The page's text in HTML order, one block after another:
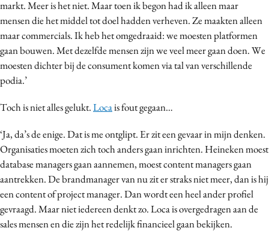
markt. Meer is het niet. Maar toen ik begon had ik alleen maar
mensen die het middel tot doel hadden verheven. Ze maakten alleen
maar commercials. Ik heb het omgedraaid: we moesten platformen
gaan bouwen. Met dezelfde mensen zijn we veel meer gaan doen. We
moesten dichter bij de consument komen via tal van verschillende
podia.’
Toch is niet alles gelukt.Locais fout gegaan…
‘Ja, da’s de enige. Dat is me ontglipt. Er zit een gevaar in mijn denken.
Organisaties moeten zich toch anders gaan inrichten. Heineken moest
database managers gaan aannemen, moest content managers gaan
aantrekken. De brandmanager van nu zit er straks niet meer, dan is hij
een content of project manager. Dan wordt een heel ander profiel
gevraagd. Maar niet iedereen denkt zo. Loca is overgedragen aan de
sales mensen en die zijn het redelijk financieel gaan bekijken.